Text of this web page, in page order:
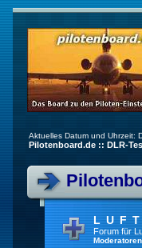
Aktuelles Datum und Uhrzeit:
Pilotenboard.de :: DLR-
Forum für
Moderatoren